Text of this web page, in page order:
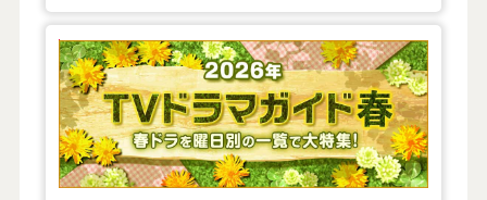
【2026年春】TVドラマガイド